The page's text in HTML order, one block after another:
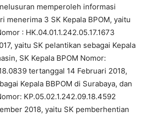
memperoleh informasi
menerima 3 SK Kepala BPOM, yaitu
: HK.04.01.1.242.05.17.1673
yaitu SK pelantikan sebagai Kepala
SK Kepala BPOM Nomor:
tertanggal 14 Februari 2018,
Kepala BBPOM di Surabaya, dan
KP.05.02.1.242.09.18.4592
2018, yaitu SK pemberhentian